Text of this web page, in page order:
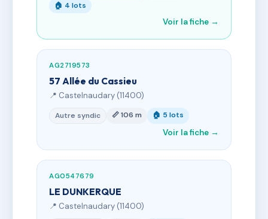
🏠 4 lots
Voir la fiche →
AG2719573
57 Allée du Cassieu
📍 Castelnaudary (11400)
Autre syndic 📏 106 m 🏠 5 lots
Voir la fiche →
AG0547679
LE DUNKERQUE
📍 Castelnaudary (11400)